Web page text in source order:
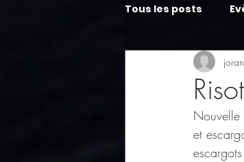
Tous les posts
Nouvelle
et